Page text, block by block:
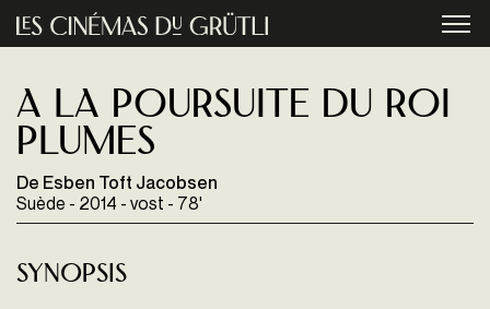
Aller au contenu principal
A la poursuite du Roi
Plumes
De Esben Toft Jacobsen
Suède - 2014 - vost - 78'
Synopsis